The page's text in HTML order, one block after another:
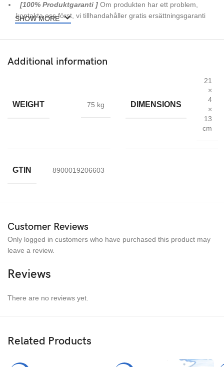
[100% Produktgaranti ]Om produkten har ett problem,
kontakta oss först, vi tillhandahåller gratis ersättningsgaranti
2 x skärmskydd i härdat glas
2 x våt rengöringsduk
SHOW MORE
Additional information
WEIGHT 75 kg DIMENSIONS
21
×
4
×
13
cm
GTIN 8900019206603
Customer Reviews
Reviews
There are no reviews yet.
Only logged in customers who have purchased this product may
leave a review.
Related Products